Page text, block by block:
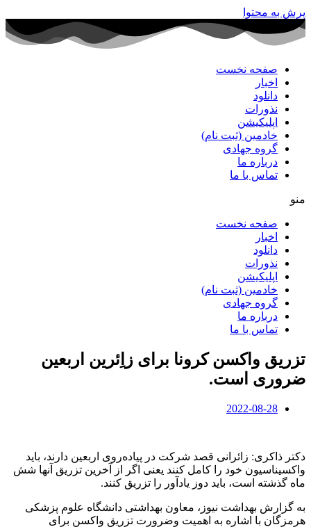
پرش به محتوا
صفحه نخست
اخبار
دانلود
نذورات
اپلیکیشن
خادمین (ثبت نام)
گروه جهادی
درباره ما
تماس با ما
منو
صفحه نخست
اخبار
دانلود
نذورات
اپلیکیشن
خادمین (ثبت نام)
گروه جهادی
درباره ما
تماس با ما
تزریق واکسن کرونا برای زاِئرین اربعین
ضروری است.
2022-08-28
دکتر ذاکری: زائرانی قصد شرکت در پیاده‌روی اربعین دارند، باید
واکسیناسیون خود را کامل کنند یعنی اگر از آخرین تزریق آنها شش
ماه گذشته است، باید دوز یادآور را تزریق کنند.
به گزارش بهداشت نیوز، معاون بهداشتی دانشگاه علوم پزشکی
هرمزگان با اشاره به اهمیت وضرورت تزریق واکسن برای